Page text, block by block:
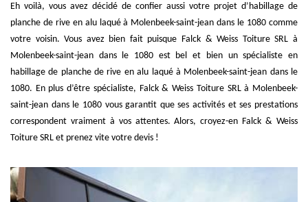
Eh voilà, vous avez décidé de confier aussi votre projet d’habillage de
planche de rive en alu laqué à Molenbeek-saint-jean dans le 1080 comme
votre voisin. Vous avez bien fait puisque Falck & Weiss Toiture SRL à
Molenbeek-saint-jean dans le 1080 est bel et bien un spécialiste en
habillage de planche de rive en alu laqué à Molenbeek-saint-jean dans le
1080. En plus d’être spécialiste, Falck & Weiss Toiture SRL à Molenbeek-
saint-jean dans le 1080 vous garantit que ses activités et ses prestations
correspondent vraiment à vos attentes. Alors, croyez-en Falck & Weiss
Toiture SRL et prenez vite votre devis !